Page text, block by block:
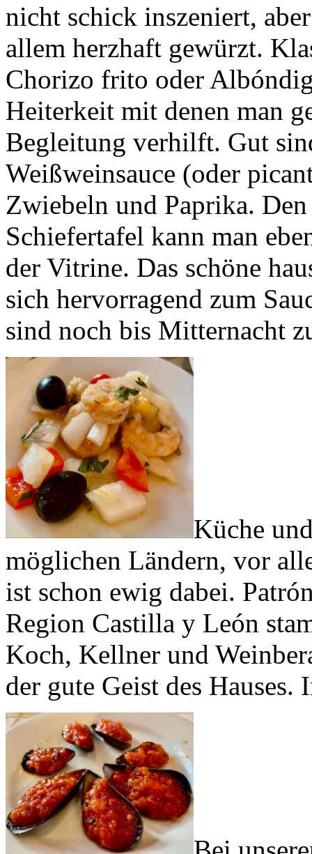
nicht schick inszeniert,
allem herzhaft gewürzt.
Chorizo frito oder
Heiterkeit mit denen man
Begleitung verhilft. Gut
Weißweinsauce (oder
Zwiebeln und Paprika.
Schiefertafel kann man
der Vitrine. Das schöne
sich hervorragend zum
sind noch bis Mitternacht
Küche
möglichen Ländern, vor
ist schon ewig dabei.
Region Castilla y León
Koch, Kellner und
der gute Geist des